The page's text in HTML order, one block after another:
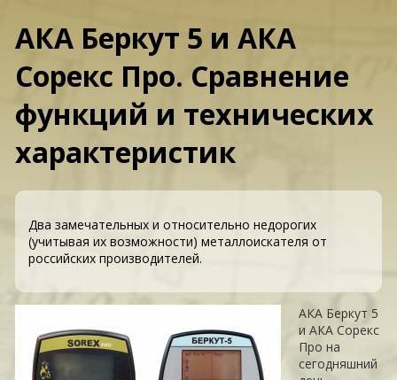
АКА Беркут 5 и АКА
Сорекс Про. Сравнение
функций и технических
характеристик
Два замечательных и относительно недорогих
(учитывая их возможности) металлоискателя от
российских производителей.
АКА Беркут 5
и АКА Сорекс
Про на
сегодняшний